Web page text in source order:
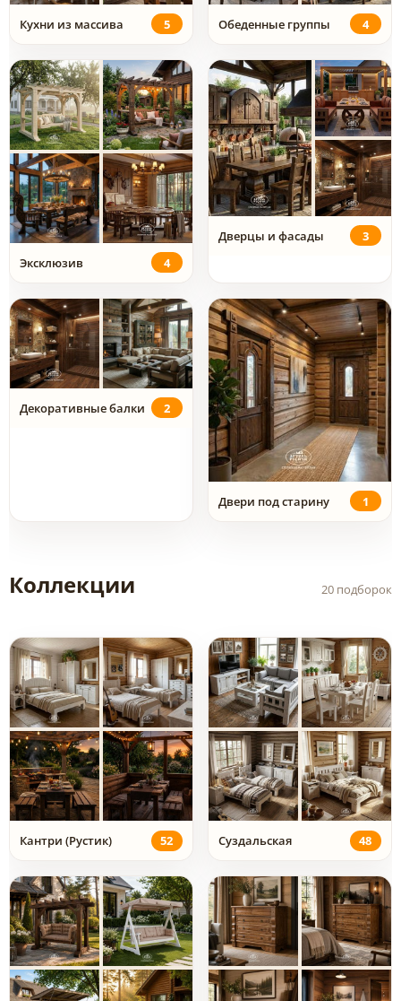
Кухни из массива 5 Обеденные группы 4
Эксклюзив 4
Дверцы и фасады 3
Декоративные балки 2
Двери под старину 1
Коллекции 20 подборок
Кантри (Рустик) 52 Суздальская 48